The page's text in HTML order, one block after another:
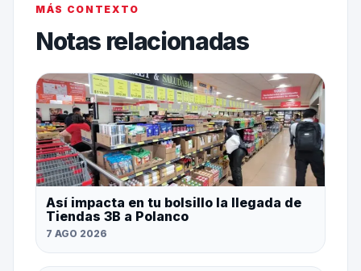
MÁS CONTEXTO
Notas relacionadas
Así impacta en tu bolsillo la llegada de
Tiendas 3B a Polanco
7 AGO 2026